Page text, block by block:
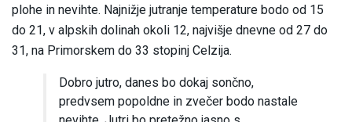
plohe in nevihte. Najnižje jutranje temperature bodo od 15
do 21, v alpskih dolinah okoli 12, najvišje dnevne od 27 do
31, na Primorskem do 33 stopinj Celzija.
Dobro jutro, danes bo dokaj sončno,
predvsem popoldne in zvečer bodo nastale